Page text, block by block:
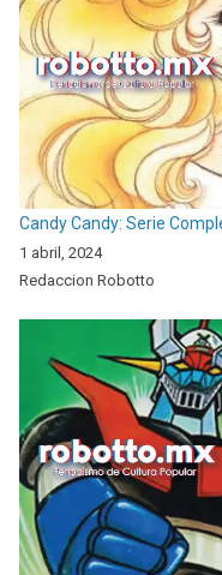
Candy Candy: Serie
1 abril, 2024
Redaccion Robotto